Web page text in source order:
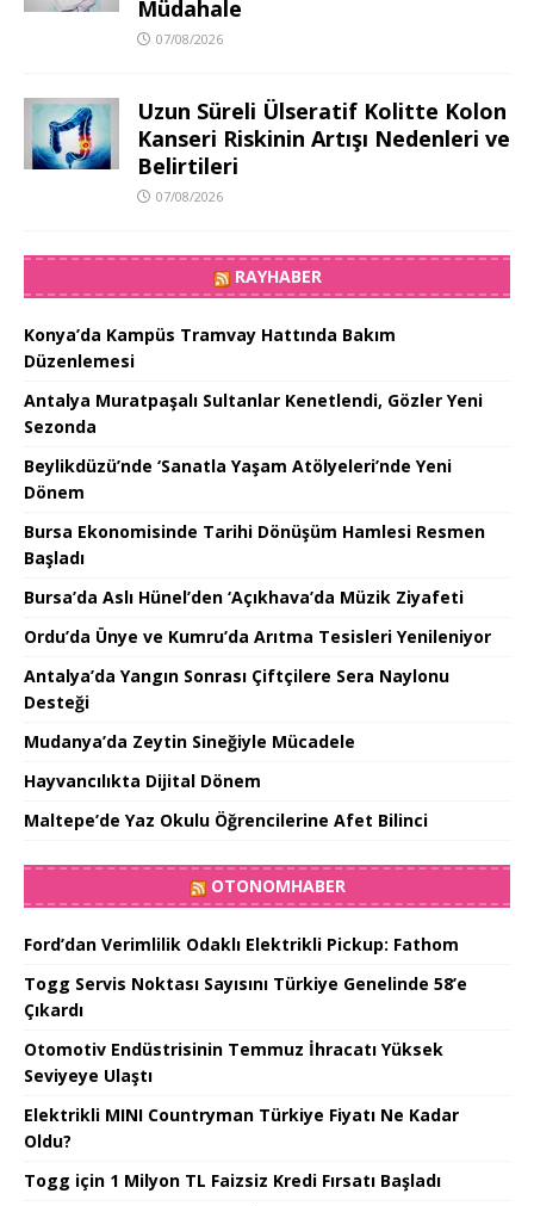
Müdahale
07/08/2026
Uzun Süreli Ülseratif Kolitte Kolon
Kanseri Riskinin Artışı Nedenleri ve
Belirtileri
07/08/2026
RAYHABER
Konya’da Kampüs Tramvay Hattında Bakım
Düzenlemesi
Antalya Muratpaşalı Sultanlar Kenetlendi, Gözler Yeni
Sezonda
Beylikdüzü’nde ‘Sanatla Yaşam Atölyeleri’nde Yeni
Dönem
Bursa Ekonomisinde Tarihi Dönüşüm Hamlesi Resmen
Başladı
Bursa’da Aslı Hünel’den ‘Açıkhava’da Müzik Ziyafeti
Ordu’da Ünye ve Kumru’da Arıtma Tesisleri Yenileniyor
Antalya’da Yangın Sonrası Çiftçilere Sera Naylonu
Desteği
Mudanya’da Zeytin Sineğiyle Mücadele
Hayvancılıkta Dijital Dönem
Maltepe’de Yaz Okulu Öğrencilerine Afet Bilinci
OTONOMHABER
Ford’dan Verimlilik Odaklı Elektrikli Pickup: Fathom
Togg Servis Noktası Sayısını Türkiye Genelinde 58’e
Çıkardı
Otomotiv Endüstrisinin Temmuz İhracatı Yüksek
Seviyeye Ulaştı
Elektrikli MINI Countryman Türkiye Fiyatı Ne Kadar
Oldu?
Togg için 1 Milyon TL Faizsiz Kredi Fırsatı Başladı